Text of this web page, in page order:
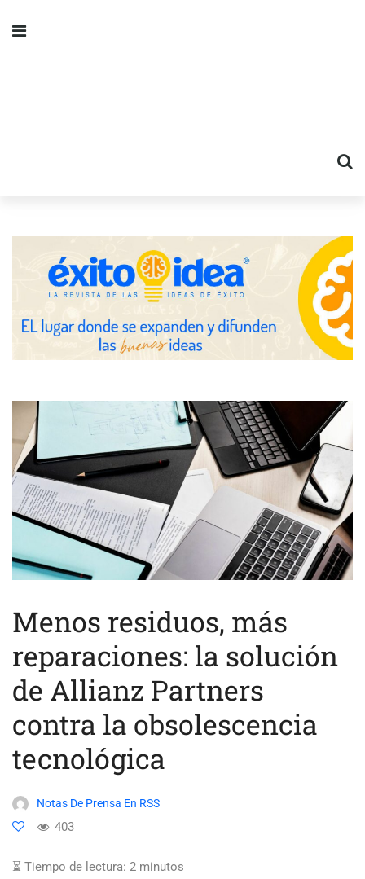
Menos residuos, más
reparaciones: la solución
de Allianz Partners
contra la obsolescencia
tecnológica
Notas De Prensa En RSS
403
⏳ Tiempo de lectura: 2 minutos